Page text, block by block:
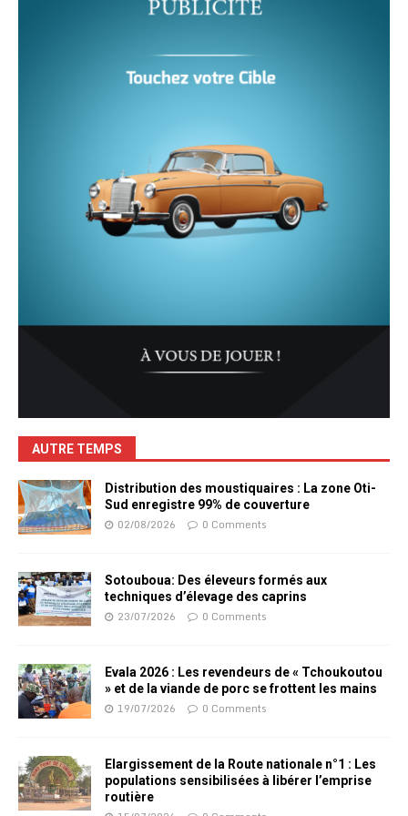
AUTRE TEMPS
Distribution des moustiquaires : La zone Oti-
Sud enregistre 99% de couverture
02/08/2026 0 Comments
Sotouboua: Des éleveurs formés aux
techniques d’élevage des caprins
23/07/2026 0 Comments
Evala 2026 : Les revendeurs de « Tchoukoutou
» et de la viande de porc se frottent les mains
19/07/2026 0 Comments
Elargissement de la Route nationale n°1 : Les
populations sensibilisées à libérer l’emprise
routière